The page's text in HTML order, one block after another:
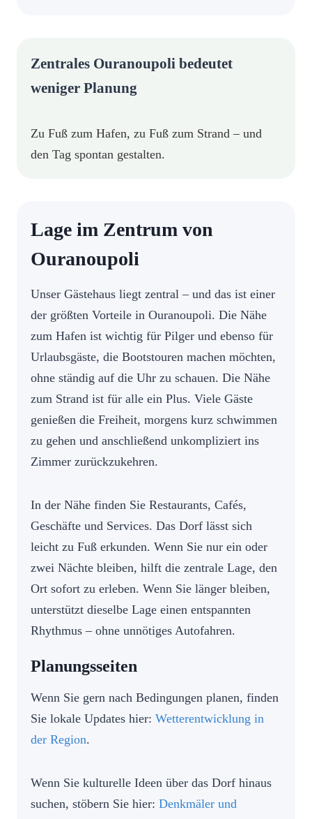
Zentrales Ouranoupoli bedeutet
weniger Planung
Zu Fuß zum Hafen, zu Fuß zum Strand – und
den Tag spontan gestalten.
Lage im Zentrum von
Ouranoupoli
Unser Gästehaus liegt zentral – und das ist einer
der größten Vorteile in Ouranoupoli. Die Nähe
zum Hafen ist wichtig für Pilger und ebenso für
Urlaubsgäste, die Bootstouren machen möchten,
ohne ständig auf die Uhr zu schauen. Die Nähe
zum Strand ist für alle ein Plus. Viele Gäste
genießen die Freiheit, morgens kurz schwimmen
zu gehen und anschließend unkompliziert ins
Zimmer zurückzukehren.
In der Nähe finden Sie Restaurants, Cafés,
Geschäfte und Services. Das Dorf lässt sich
leicht zu Fuß erkunden. Wenn Sie nur ein oder
zwei Nächte bleiben, hilft die zentrale Lage, den
Ort sofort zu erleben. Wenn Sie länger bleiben,
unterstützt dieselbe Lage einen entspannten
Rhythmus – ohne unnötiges Autofahren.
Planungsseiten
Wenn Sie gern nach Bedingungen planen, finden
Sie lokale Updates hier: Wetterentwicklung in
der Region.
Wenn Sie kulturelle Ideen über das Dorf hinaus
suchen, stöbern Sie hier: Denkmäler und